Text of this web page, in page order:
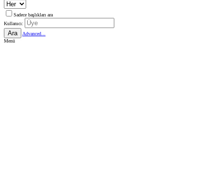
Sadece başlıkları ara
Kullanıcı:
Ara
Advanced...
Menü